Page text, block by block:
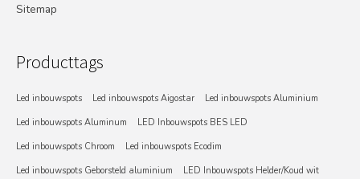
Sitemap
Producttags
Led inbouwspots Led inbouwspots Aigostar
Led inbouwspots Aluminium
Led inbouwspots Aluminum
LED Inbouwspots BES LED
Led inbouwspots Chroom
Led inbouwspots Ecodim
Led inbouwspots Geborsteld aluminium
LED Inbouwspots Helder/Koud wit